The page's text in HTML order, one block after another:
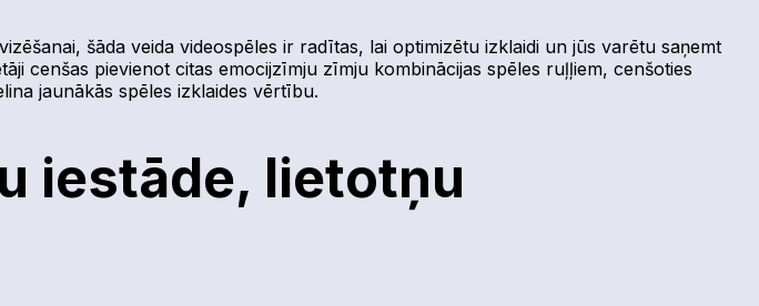
šāda veida videospēles ir radītas, lai optimizētu izklaidi un jūs varētu saņemt
cenšas pievienot citas emocijzīmju zīmju kombinācijas spēles ruļļiem, cenšoties
jaunākās spēles izklaides vērtību.
iestāde, lietotņu